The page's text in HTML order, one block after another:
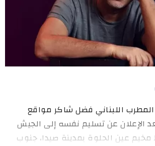
اللبناني فضل شاكر مواقع
الإعلان عن تسليم نفسه إلى الجيش
عين الحلوة بمدينة صيدا، جنوب